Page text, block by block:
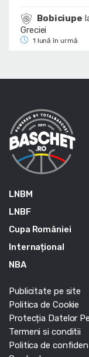
Bobiciupe
Greciei
1 lună în urmă
LNBM
LNBF
Cupa României
Internațional
NBA
Publicitate pe site
Politica de Cookie
Protecția Datelor
Termeni si conditii
Politica de